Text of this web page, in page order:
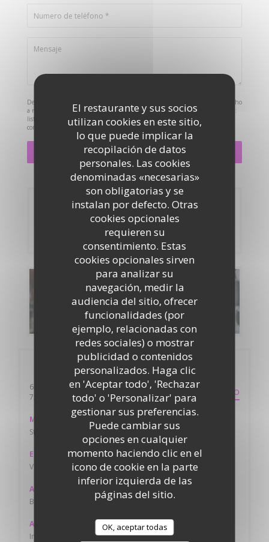
El restaurante y sus socios
utilizan cookies en este sitio,
lo que puede implicar la
recopilación de datos
personales. Las cookies
denominadas «necesarias»
son obligatorias y se
instalan por defecto. Otras
cookies opcionales
requieren su
consentimiento. Estas
cookies opcionales sirven
para analizar su
navegación, medir la
audiencia del sitio, ofrecer
funcionalidades (por
ejemplo, relacionadas con
redes sociales) o mostrar
publicidad o contenidos
personalizados. Haga clic
en 'Aceptar todo', 'Rechazar
todo' o 'Personalizar' para
gestionar sus preferencias.
Puede cambiar sus
opciones en cualquier
momento haciendo clic en el
icono de cookie en la parte
inferior izquierda de las
páginas del sitio.
OK, aceptar todas
De acuerdo con la normativa de protección de datos, puede ejercer su derecho
a no recibir comunicaciones comerciales inscribiéndose en la Lista Robinson:
listarobinson.es . Para más información sobre el tratamiento de sus datos,
consulte nuestrapolítica de privacidad.
Reserva
RESERVAR UNA MESA
Carta
DESCUBRIR NUESTRA CARTA
Información general
60 boulevard montparnasse
75015 Paris
((abre en una nueva ventana)) ITINERARIO
Metro
Station Montparnasse ligne : 13 , 6 , 4 , 12
Estación de bicicletas
Vélib’ Métropole Gare Montparnasse - Arrivée, 75015 Paris
Autobús
Bus ligne : 39 , 82 , 92 , 96 , N01
Aparcamiento
Interparking Montparnasse 11 Rue de l'Arrivée, 75015 Paris